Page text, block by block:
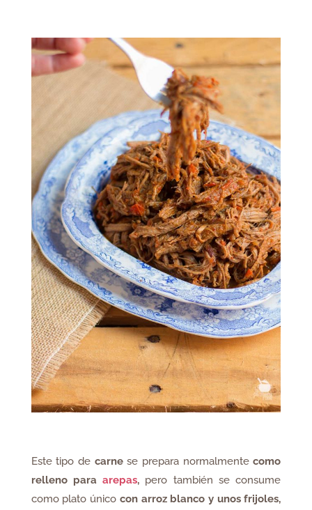
Este tipo de carnese prepara normalmentecomo
relleno paraarepas, pero también se consume
como plato único con arroz blanco y unos frijoles,